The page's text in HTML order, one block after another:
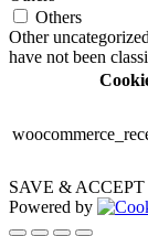
Others
Other
have not been
SAVE & ACCEPT
Powered by